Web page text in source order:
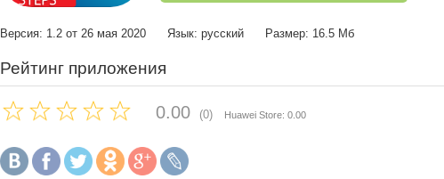
Версия: 1.2 от 26 мая 2020 Язык: русский Размер: 16.5 Мб
Рейтинг приложения
0.00 (0) Huawei Store: 0.00